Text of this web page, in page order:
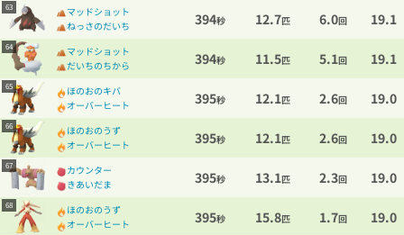
63
マッドショット
ねっさのだいち
394秒 12.7匹 6.0回 19.1
64
マッドショット
だいちのちから
394秒 11.5匹 5.1回 19.1
65
ほのおのキバ
オーバーヒート
395秒 12.1匹 2.6回 19.0
66
ほのおのうず
オーバーヒート
395秒 12.1匹 2.6回 19.0
67
カウンター
きあいだま
395秒 13.1匹 2.3回 19.0
68
ほのおのうず
オーバーヒート
395秒 15.8匹 1.7回 19.0